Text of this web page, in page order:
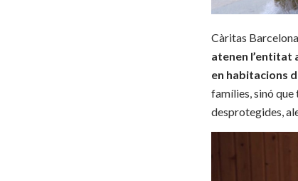
Càritas
atenen l’entitat
en habitacions
famílies, sinó que
desprotegides,